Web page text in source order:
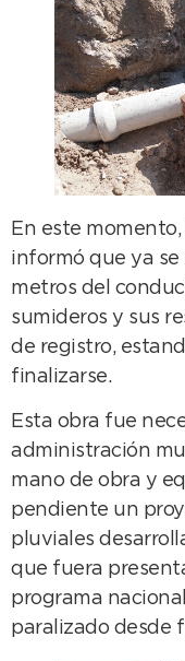
En este
informó que ya se
metros del
sumideros y sus
de registro,
finalizarse.
Esta obra fue
administración
mano de obra y
pendiente un
pluviales
que fuera
programa
paralizado desde